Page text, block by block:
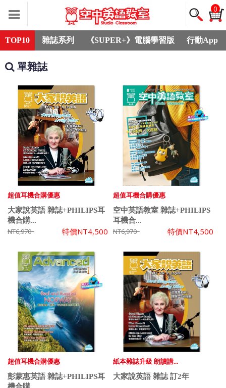
0
TOP10 雜誌系列 《SUPER+》電腦學習版 行動App
單雜誌
超值耳機合購優惠
大家說英語 雜誌+PHILIPS耳
機合購...
NT6,970 特價NT4,500
超值耳機合購優惠
空中英語教室 雜誌+PHILIPS
耳機合...
NT6,970 特價NT4,500
超值耳機合購優惠
彭蒙惠英語 雜誌+PHILIPS耳
機合購...
紙本雜誌升級 朗讀講...
大家說英語 雜誌 訂2年